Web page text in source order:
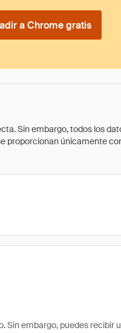
a Chrome gratis
Sin embargo, todos los
proporcionan únicamente
embargo, puedes recibir